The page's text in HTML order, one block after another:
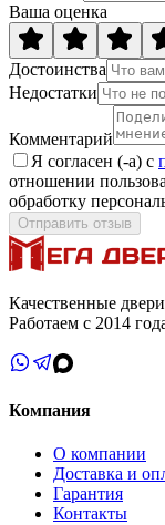
Ваша оценка
Достоинства
Недостатки
Комментарий
Я согласен (-а) с
отношении
обработку
Отправить отзыв
Качественные
Работаем с 2014
Компания
О компании
Доставка и
Гарантия
Контакты